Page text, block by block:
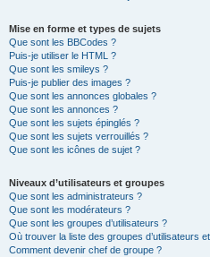
Mise en forme et types de sujets
Que sont les BBCodes ?
Puis-je utiliser le HTML ?
Que sont les smileys ?
Puis-je publier des images ?
Que sont les annonces globales ?
Que sont les annonces ?
Que sont les sujets épinglés ?
Que sont les sujets verrouillés ?
Que sont les icônes de sujet ?
Niveaux d’utilisateurs et groupes
Que sont les administrateurs ?
Que sont les modérateurs ?
Que sont les groupes d’utilisateurs ?
Où trouver la liste des groupes d’utilisateurs
Comment devenir chef de groupe ?